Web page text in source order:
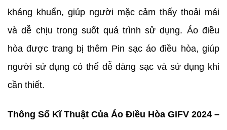
kháng khuẩn, giúp người mặc cảm thấy thoải mái
và dễ chịu trong suốt quá trình sử dụng. Áo điều
hòa được trang bị thêm Pin sạc áo điều hòa, giúp
người sử dụng có thể dễ dàng sạc và sử dụng khi
cần thiết.
Thông Số Kĩ Thuật Của Áo Điều Hòa GiFV 2024 –